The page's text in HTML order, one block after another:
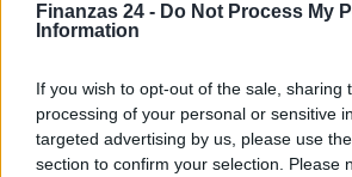
Finanzas 24 - Do Not Process My
Information
If you wish to opt-out of the sale, sharing
processing of your personal or sensitive
targeted advertising by us, please use
section to confirm your selection. Please